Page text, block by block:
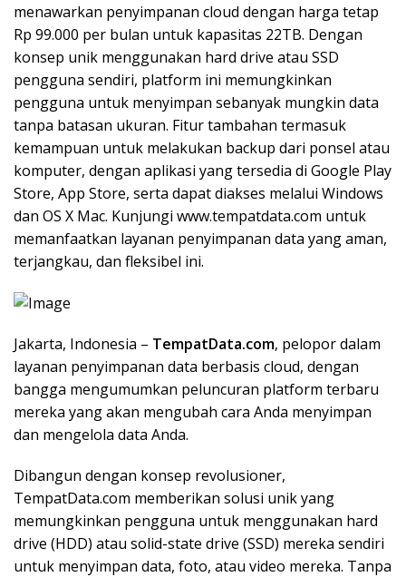
menawarkan penyimpanan cloud dengan harga tetap
Rp 99.000 per bulan untuk kapasitas 22TB. Dengan
konsep unik menggunakan hard drive atau SSD
pengguna sendiri, platform ini memungkinkan
pengguna untuk menyimpan sebanyak mungkin data
tanpa batasan ukuran. Fitur tambahan termasuk
kemampuan untuk melakukan backup dari ponsel atau
komputer, dengan aplikasi yang tersedia di Google Play
Store, App Store, serta dapat diakses melalui Windows
dan OS X Mac. Kunjungi www.tempatdata.com untuk
memanfaatkan layanan penyimpanan data yang aman,
terjangkau, dan fleksibel ini.
Jakarta, Indonesia – TempatData.com, pelopor dalam
layanan penyimpanan data berbasis cloud, dengan
bangga mengumumkan peluncuran platform terbaru
mereka yang akan mengubah cara Anda menyimpan
dan mengelola data Anda.
Dibangun dengan konsep revolusioner,
TempatData.com memberikan solusi unik yang
memungkinkan pengguna untuk menggunakan hard
drive (HDD) atau solid-state drive (SSD) mereka sendiri
untuk menyimpan data, foto, atau video mereka. Tanpa